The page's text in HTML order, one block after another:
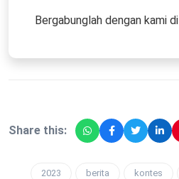
Bergabunglah dengan kami di
Share this:
2023 berita kontes